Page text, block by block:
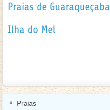
Praias de Guaraqueçaba
Ilha do Mel
Praias